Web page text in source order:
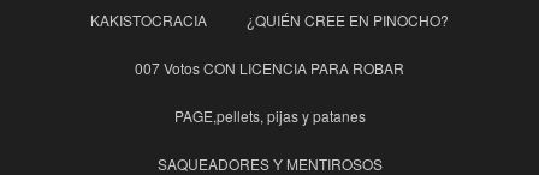
KAKISTOCRACIA ¿QUIÉN CREE EN PINOCHO?
007 Votos CON LICENCIA PARA ROBAR
PAGE,pellets, pijas y patanes
SAQUEADORES Y MENTIROSOS